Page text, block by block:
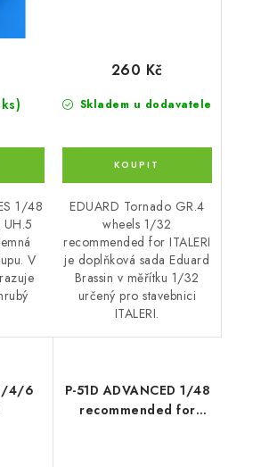
1/48
UH.5
V
Skladem u dodavatele
260 Kč
EDUARD Tornado GR.4
wheels 1/32
recommended for ITALERI
je doplňková sada Eduard
Brassin v měřítku 1/32
určený pro stavebnici
ITALERI.
4/6
P-51D ADVANCED 1/48
recommended for